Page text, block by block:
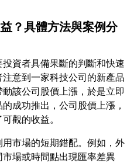
？具體方法與案例分
資者具備果斷的判斷和快速
意到一家科技公司的新產品
該公司股價上漲，於是立即
成功推出，公司股價上漲，
市場的短期錯配。例如，外
場或時間點出現匯率差異